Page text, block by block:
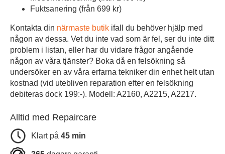
Fuktsanering (från 699 kr)
Kontakta din närmaste butik ifall du behöver hjälp med
någon av dessa. Vet du inte vad som är fel, ser du inte ditt
problem i listan, eller har du vidare frågor angående
någon av våra tjänster? Boka då en felsökning så
undersöker en av våra erfarna tekniker din enhet helt utan
kostnad (vid utebliven reparation efter en felsökning
debiteras dock 199:-). Modell: A2160, A2215, A2217.
Alltid med Repaircare
Klart på 45 min